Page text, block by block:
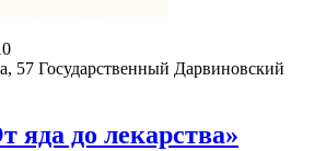
57 Государственный Дарвиновский
яда до лекарства»